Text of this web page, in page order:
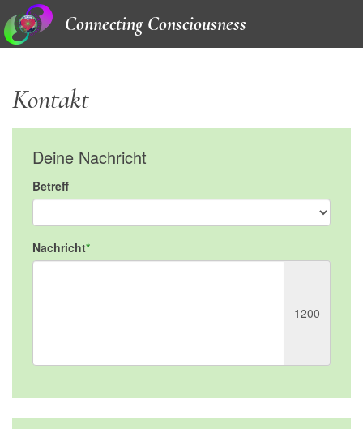
Connecting Consciousness
Kontakt
Deine Nachricht
Betreff
Nachricht
1200